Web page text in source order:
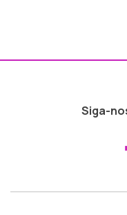
Siga-